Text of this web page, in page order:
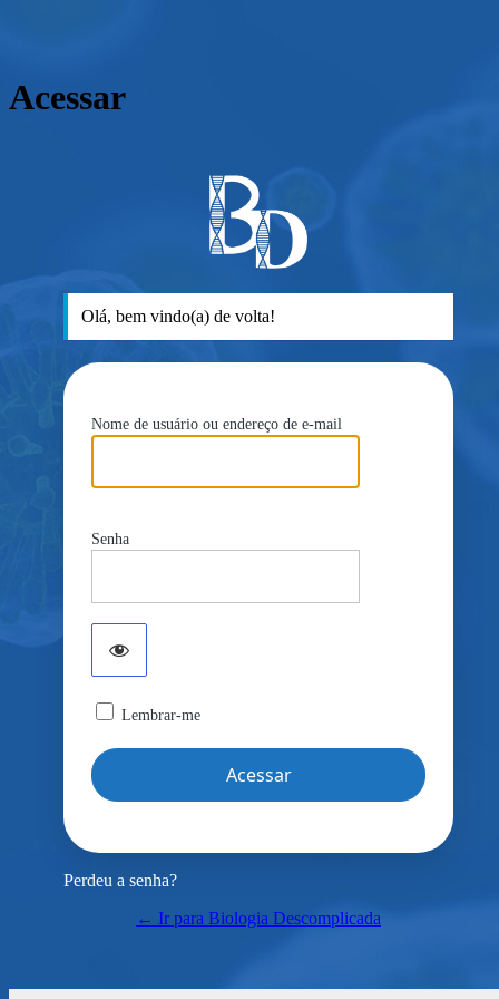
Acessar
Olá, bem vindo(a) de volta!
Nome de usuário ou endereço de e-mail
Senha
Lembrar-me
Perdeu a senha?
← Ir para Biologia Descomplicada